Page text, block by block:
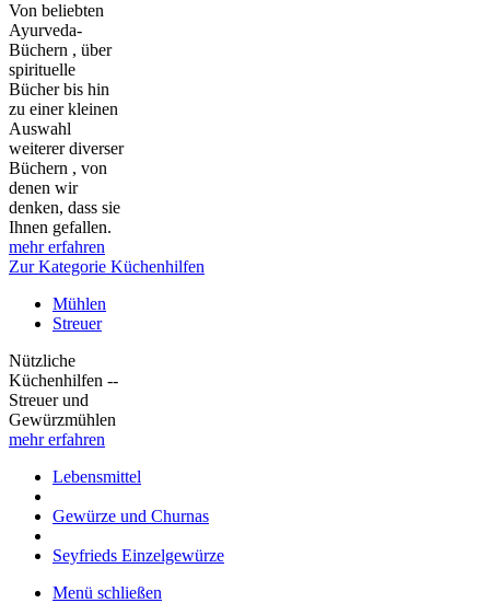
Von beliebten
Ayurveda-
Büchern , über
spirituelle
Bücher bis hin
zu einer kleinen
Auswahl
weiterer diverser
Büchern , von
denen wir
denken, dass sie
Ihnen gefallen.
mehr erfahren
Zur Kategorie Küchenhilfen
Mühlen
Streuer
Nützliche
Küchenhilfen --
Streuer und
Gewürzmühlen
mehr erfahren
Lebensmittel
Gewürze und Churnas
Seyfrieds Einzelgewürze
Menü schließen